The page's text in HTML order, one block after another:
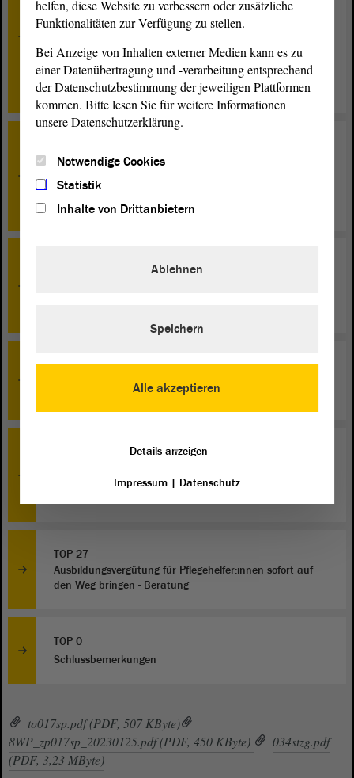
Kommunalwahlgesetzes für das Land Sachsen-Anhalt
und des Kommunalverfassungsgesetzes; b) Entwurf
eines Gesetzes zur Änderung des Wahlgesetzes des
Landes Sachsen-Anhalt und des
Kommunalwahlgesetzes des Landes Sachsen-Anhalt -
Erste Beratung
a) Zahnärztliche und kieferorthopädische Versorgung in
Zahnmedizinische Versorgung flächendeckend
sicherstellen! - Beratung
TOP 19
Eine Fahrradstaffel für die Polizei Sachsen-Anhalts -
Schwangerschaftsabbrüchen in Sachsen-Anhalt
TOP 27
Ausbildungsvergütung für Pflegehelfer:innen sofort auf
den Weg bringen - Beratung
TOP 0
Schlussbemerkungen
to017sp.pdf (PDF, 507 KByte)
8WP_zp017sp_20230125.pdf (PDF, 450 KByte)
034stzg.pdf
(PDF, 3,23 MByte)
helfen, diese Website zu verbessern oder zusätzliche
Funktionalitäten zur Verfügung zu stellen.
Bei Anzeige von Inhalten externer Medien kann es zu
einer Datenübertragung und -verarbeitung entsprechend
der Datenschutzbestimmung der jeweiligen Plattformen
kommen. Bitte lesen Sie für weitere Informationen
unsere Datenschutzerklärung.
Notwendige Cookies
Statistik
Inhalte von Drittanbietern
Alle akzeptieren
Ablehnen
Speichern
Details anzeigen
Impressum| Datenschutz